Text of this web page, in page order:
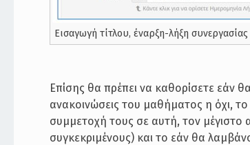
Εισαγωγή τίτλου, έναρξη-λήξη συνεργασίας
Επίσης θα πρέπει να καθορίσετε εάν
ανακοινώσεις του μαθήματος η όχι,
συμμετοχή τους σε αυτή, τον μέγιστο
συγκεκριμένους) και το εάν θα